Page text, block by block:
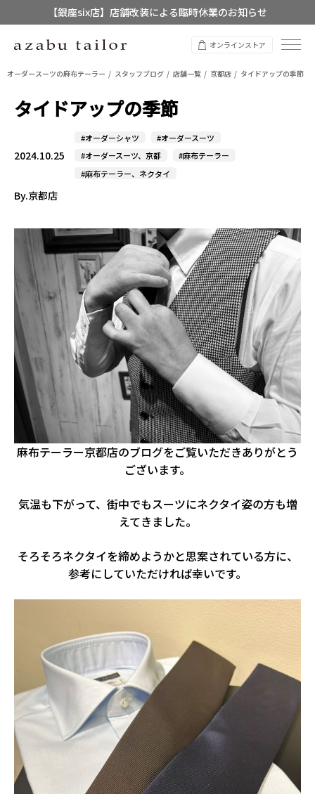
【店舗限定】レディースオーダースーツ
8/12~8/16 夏季休業のお知らせ
オンラインストア
オーダースーツの麻布テーラー スタッフブログ 店舗一覧 京都店 タイドアップの季節
タイドアップの季節
2024.10.25
#オーダーシャツ
#オーダースーツ
#オーダースーツ、京都
#麻布テーラー
#麻布テーラー、ネクタイ
By.京都店
麻布テーラー京都店のブログをご覧いただきありがとう
ございます。
気温も下がって、街中でもスーツにネクタイ姿の方も増
えてきました。
そろそろネクタイを締めようかと思案されている方に、
参考にしていただければ幸いです。